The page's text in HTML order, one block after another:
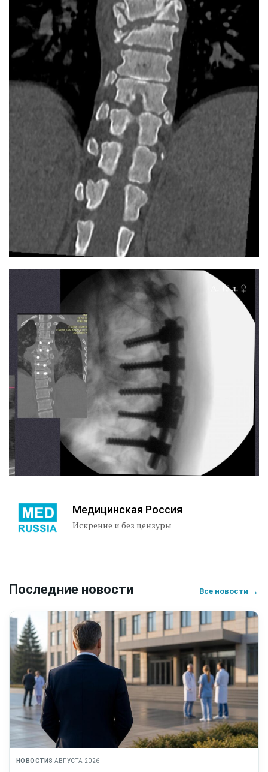
Медицинская Россия
Искренне и без цензуры
Последние новости Все новости →
НОВОСТИ 8 АВГУСТА 2026